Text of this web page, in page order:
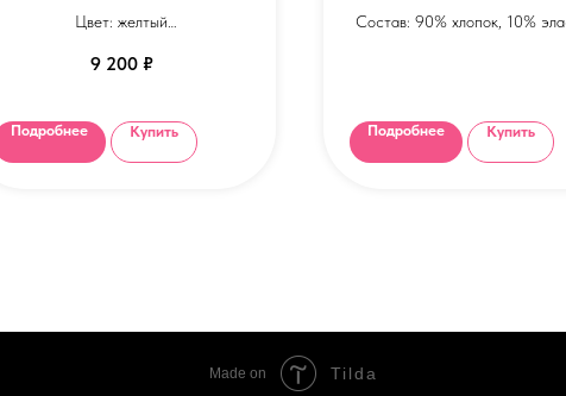
Цвет: желтый
Оттенки изделия в каталоге могут
реальности.
9 200 ₽
Подробнее Купить
Состав: 90% хлопок, 10%
Подробнее Купить
Made on Tilda